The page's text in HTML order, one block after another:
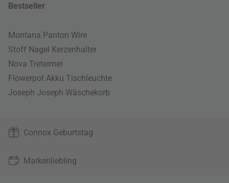
Bestseller
Montana Panton Wire
Stoff Nagel Kerzenhalter
Nova Treteimer
Flowerpot Akku Tischleuchte
Joseph Joseph Wäschekorb
Connox Geburtstag
Markenliebling